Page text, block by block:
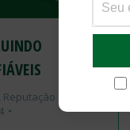
Reputação